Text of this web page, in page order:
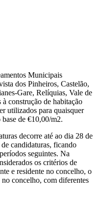
Municipais
dos Pinheiros, Castelão,
Gare, Relíquias, Vale de
construção de habitação
utilizados para quaisquer
de €10,00/m2.
decorre até ao dia 28 de
candidaturas, ficando
seguintes. Na
os critérios de
e residente no concelho, o
concelho, com diferentes